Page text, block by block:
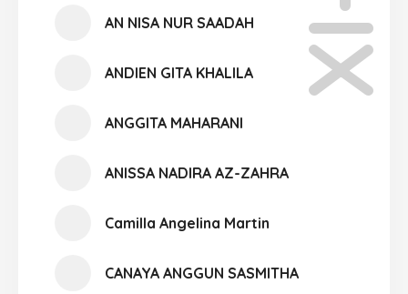
AN NISA NUR SAADAH
ANDIEN GITA KHALILA
ANGGITA MAHARANI
ANISSA NADIRA AZ-ZAHRA
Camilla Angelina Martin
CANAYA ANGGUN SASMITHA